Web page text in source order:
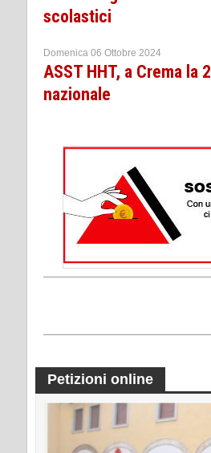
scolastici
Domenica 06 Ottobre 2024
ASST HHT, a Crema la
nazionale
Petizioni online